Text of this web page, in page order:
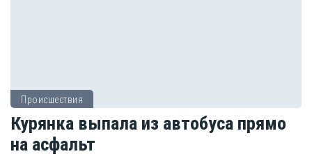
Происшествия
Курянка выпала из автобуса прямо
на асфальт